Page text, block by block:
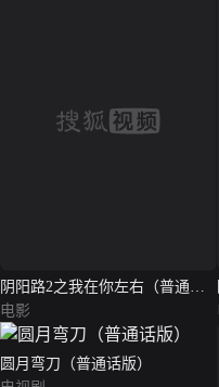
阴阳路2之我在你左右（普通话
版）
电影
圆月弯刀（普通话版）